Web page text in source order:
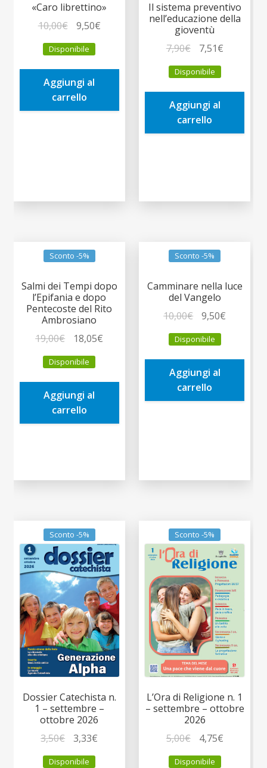
«Caro librettino»
10,00€
prezzo
originale
era:
10,00€.
9,50€Il
è:
Disponibile
Aggiungi al
carrello
Il sistema preventivo
nell’educazione della
gioventù
7,90€
prezzo
originale
era:
7,90€.
7,51€Il
è:
Disponibile
Aggiungi al
carrello
Sconto -5%
Salmi dei Tempi dopo
l’Epifania e dopo
Pentecoste del Rito
Ambrosiano
19,00€
prezzo
originale
era:
19,00€.
18,05€
è:
Disponibile
Aggiungi al
carrello
Sconto -5%
Camminare nella luce
del Vangelo
10,00€
prezzo
originale
era:
10,00€.
9,50€
è:
Disponibile
Aggiungi al
carrello
Sconto -5%
Dossier Catechista n.
1 – settembre –
ottobre 2026
3,50€
prezzo
3,33€
Disponibile
Sconto -5%
L’Ora di Religione n. 1
– settembre – ottobre
2026
5,00€
prezzo
4,75€Il
Disponibile